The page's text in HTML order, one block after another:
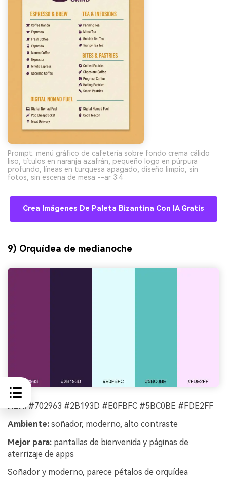
Prompt: menú gráfico de cafetería sobre fondo crema cálido
liso, títulos en naranja azafrán, pequeño logo en púrpura
profundo, líneas en turquesa apagado, diseño limpio, sin
fotos, sin escena de mesa --ar 3:4
Crea Imágenes De Paleta Bizantina Con IA Gratis
9) Orquídea de medianoche
HEX: #702963 #2B193D #E0FBFC #5BC0BE #FDE2FF
Ambiente: soñador, moderno, alto contraste
Mejor para: pantallas de bienvenida y páginas de
aterrizaje de apps
Soñador y moderno, parece pétalos de orquídea